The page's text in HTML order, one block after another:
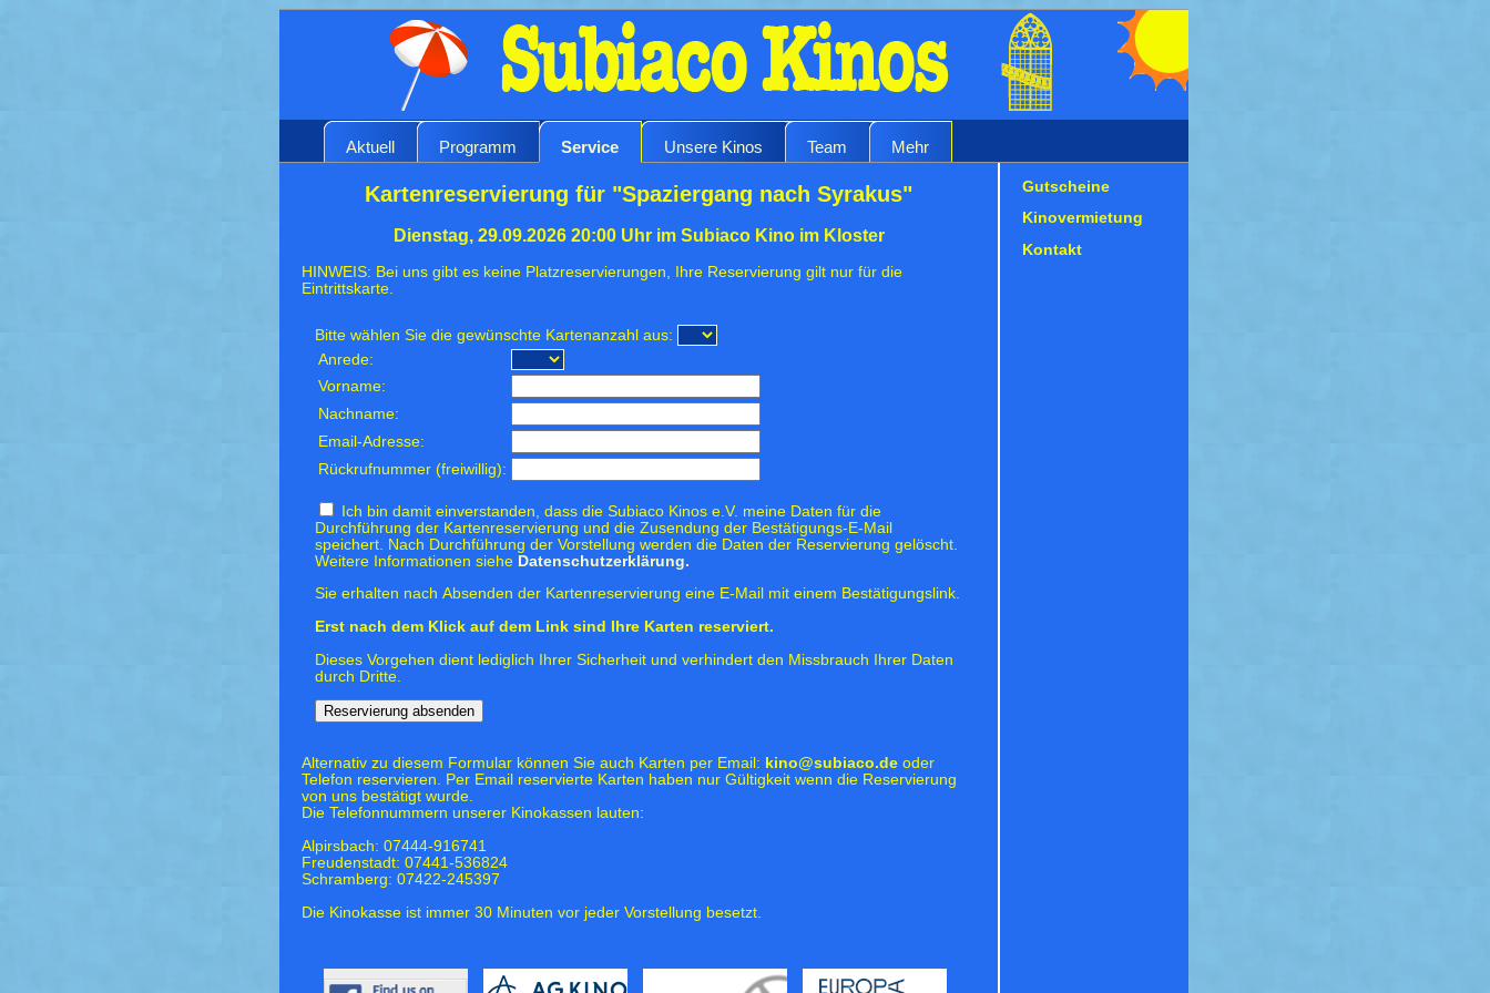
Aktuell Programm Service Unsere Kinos Team Mehr
Kartenreservierung für "Spaziergang nach Syrakus"
Dienstag, 29.09.2026 20:00 Uhr im Subiaco Kino im Kloster
HINWEIS: Bei uns gibt es keine Platzreservierungen, Ihre Reservierung gilt nur für die
Eintrittskarte.
Bitte wählen Sie die gewünschte Kartenanzahl aus:
Anrede:
Vorname:
Nachname:
Email-Adresse:
Rückrufnummer (freiwillig):
Ich bin damit einverstanden, dass die Subiaco Kinos e.V. meine Daten für die
Durchführung der Kartenreservierung und die Zusendung der Bestätigungs-E-Mail
speichert. Nach Durchführung der Vorstellung werden die Daten der Reservierung gelöscht.
Weitere Informationen siehe Datenschutzerklärung.
Sie erhalten nach Absenden der Kartenreservierung eine E-Mail mit einem Bestätigungslink.
Erst nach dem Klick auf dem Link sind Ihre Karten reserviert.
Dieses Vorgehen dient lediglich Ihrer Sicherheit und verhindert den Missbrauch Ihrer Daten
durch Dritte.
Alternativ zu diesem Formular können Sie auch Karten per Email: kino@subiaco.de oder
Telefon reservieren. Per Email reservierte Karten haben nur Gültigkeit wenn die Reservierung
von uns bestätigt wurde.
Die Telefonnummern unserer Kinokassen lauten:
Alpirsbach: 07444-916741
Freudenstadt: 07441-536824
Schramberg: 07422-245397
Die Kinokasse ist immer 30 Minuten vor jeder Vorstellung besetzt.
Gutscheine
Kinovermietung
Kontakt